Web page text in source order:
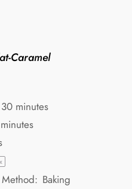
Caramel
30 minutes
x
Method: Baking